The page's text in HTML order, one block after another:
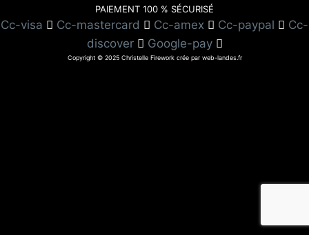
PAIEMENT 100 % SÉCURISÉ
Cc-visa Cc-mastercard Cc-amex Cc-paypal
Cc-
discover
Google-pay
Copyright © 2025 Christelle Firework crée par web-landes.fr